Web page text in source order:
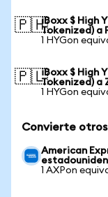
🇵🇭iBoxx $ High
Tokenized) a
1 HYGon
🇵🇱iBoxx $ High
Tokenized) a
1 HYGon
Convierte otros
American
1 AXPon